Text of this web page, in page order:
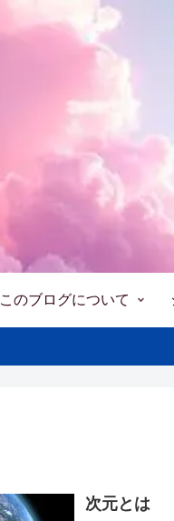
このブログについて
次元とは